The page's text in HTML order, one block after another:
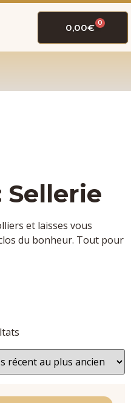
0,00€ 0
Sellerie
et laisses vous
du bonheur. Tout pour